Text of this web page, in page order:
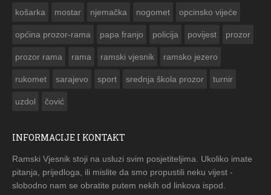
košarka mostar njemačka nogomet opcinsko vijeće
općina prozor-rama papa franjo policija povijest prozor
prozor rama rama ramski vjesnik ramsko jezero
rukomet sarajevo sport srednja škola prozor turnir
uzdol čović
INFORMACIJE I KONTAKT
Ramski Vjesnik stoji na usluzi svim posjetiteljima. Ukoliko imate
pitanja, prijedloga, ili mislite da smo propustili neku vijest -
slobodno nam se obratite putem nekih od linkova ispod.